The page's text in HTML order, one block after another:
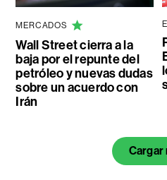
MERCADOS
Wall Street cierra a la
baja por el repunte del
petróleo y nuevas dudas
sobre un acuerdo con
Irán
Cargar